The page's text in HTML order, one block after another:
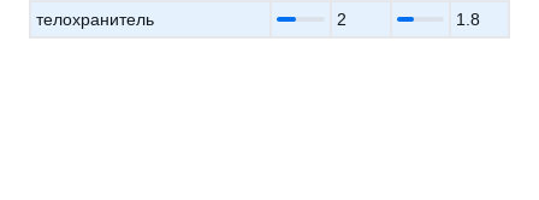
телохранитель
2 1.8